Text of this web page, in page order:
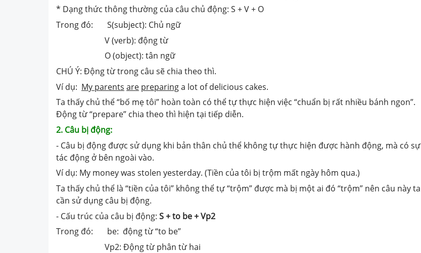
* Dạng thức thông thường của câu chủ động: S + V + O
Trong đó: S(subject): Chủ ngữ
V (verb): động từ
O (object): tân ngữ
CHÚ Ý: Động từ trong câu sẽ chia theo thì.
Ví dụ: My parents are preparinga lot of delicious cakes.
Ta thấy chủ thể “bố mẹ tôi” hoàn toàn có thể tự thực hiện việc “chuẩn bị rất nhiều bánh ngon”.
Động từ “prepare” chia theo thì hiện tại tiếp diễn.
2. Câu bị động:
- Câu bị động được sử dụng khi bản thân chủ thể không tự thực hiện được hành động, mà có sự
tác động ở bên ngoài vào.
Ví dụ: My money was stolen yesterday. (Tiền của tôi bị trộm mất ngày hôm qua.)
Ta thấy chủ thể là “tiền của tôi” không thể tự “trộm” được mà bị một ai đó “trộm” nên câu này ta
cần sử dụng câu bị động.
- Cấu trúc của câu bị động: S + to be + Vp2
Trong đó: be: động từ “to be”
Vp2: Động từ phân từ hai